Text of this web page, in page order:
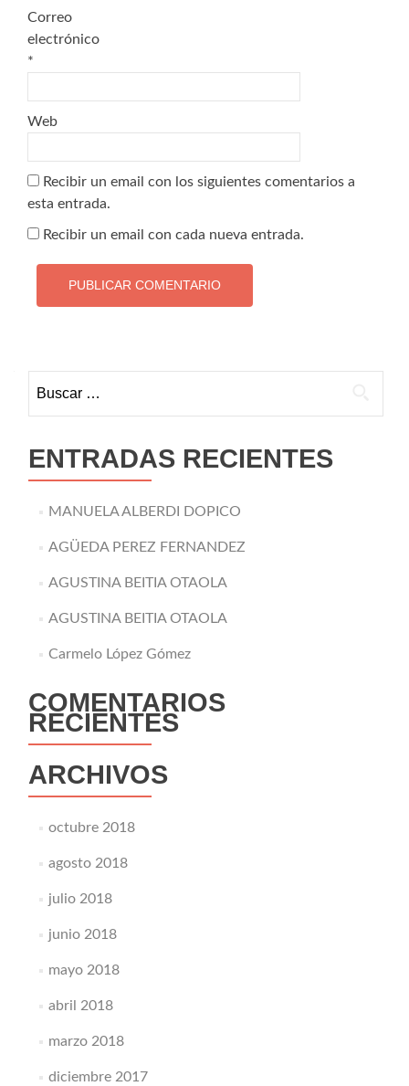
Correo
electrónico
*
Web
Recibir un email con los siguientes comentarios a
esta entrada.
Recibir un email con cada nueva entrada.
ENTRADAS RECIENTES
MANUELA ALBERDI DOPICO
AGÜEDA PEREZ FERNANDEZ
AGUSTINA BEITIA OTAOLA
AGUSTINA BEITIA OTAOLA
Carmelo López Gómez
COMENTARIOS
RECIENTES
ARCHIVOS
octubre 2018
agosto 2018
julio 2018
junio 2018
mayo 2018
abril 2018
marzo 2018
diciembre 2017